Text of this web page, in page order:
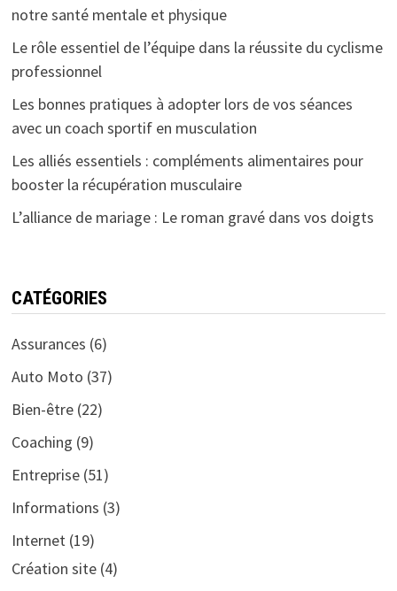
notre santé mentale et physique
Le rôle essentiel de l’équipe dans la réussite du cyclisme
professionnel
Les bonnes pratiques à adopter lors de vos séances
avec un coach sportif en musculation
Les alliés essentiels : compléments alimentaires pour
booster la récupération musculaire
L’alliance de mariage : Le roman gravé dans vos doigts
CATÉGORIES
Assurances (6)
Auto Moto (37)
Bien-être(22)
Coaching (9)
Entreprise(51)
Informations (3)
Internet(19)
Création site(4)